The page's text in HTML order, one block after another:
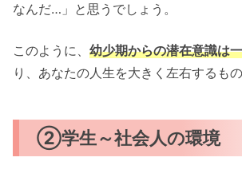
なんだ…」と思うでしょう。
このように、 幼少期からの潜在意識は
り、あなたの人生を大きく左右するもの
②学生～社会人の環境